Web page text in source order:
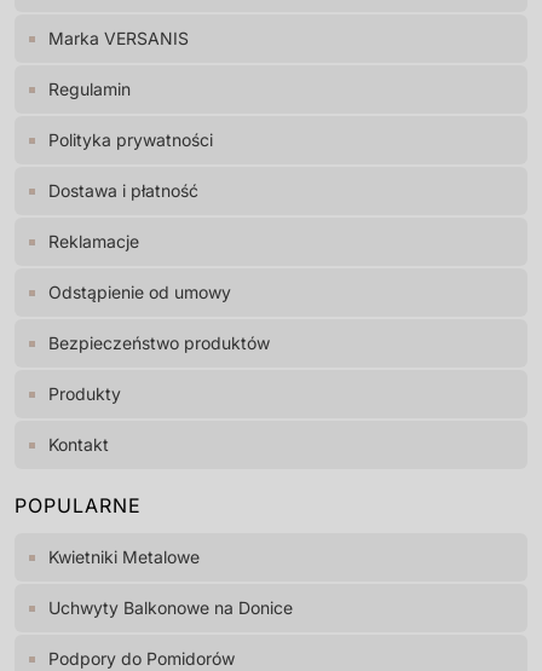
Marka VERSANIS
Regulamin
Polityka prywatności
Dostawa i płatność
Reklamacje
Odstąpienie od umowy
Bezpieczeństwo produktów
Produkty
Kontakt
POPULARNE
Kwietniki Metalowe
Uchwyty Balkonowe na Donice
Podpory do Pomidorów